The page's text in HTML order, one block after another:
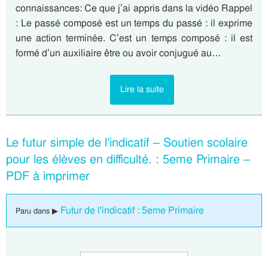
connaissances: Ce que j’ai appris dans la vidéo Rappel
: Le passé composé est un temps du passé : il exprime
une action terminée. C’est un temps composé : il est
formé d’un auxiliaire être ou avoir conjugué au…
Lire la suite
Le futur simple de l’indicatif – Soutien scolaire
pour les élèves en difficulté. : 5eme Primaire –
PDF à imprimer
Paru dans ▶ Futur de l'indicatif : 5eme Primaire